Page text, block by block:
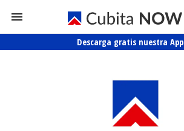
Descarga gratis nuestra App